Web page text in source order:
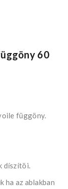
60
függöny.
díszítöi.
ha az ablakban